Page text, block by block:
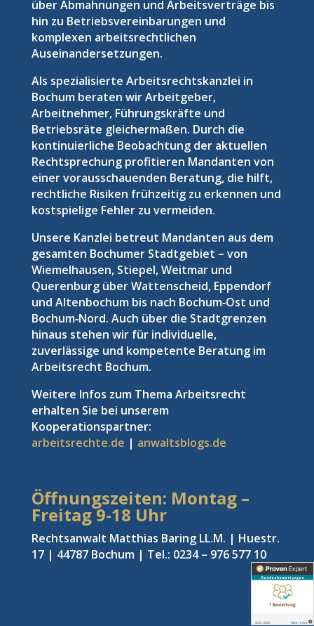
über Abmahnungen und Arbeitsverträge bis
hin zu Betriebsvereinbarungen und
komplexen arbeitsrechtlichen
Auseinandersetzungen.
Als spezialisierte Arbeitsrechtskanzlei in
Bochum beraten wir Arbeitgeber,
Arbeitnehmer, Führungskräfte und
Betriebsräte gleichermaßen. Durch die
kontinuierliche Beobachtung der aktuellen
Rechtsprechung profitieren Mandanten von
einer vorausschauenden Beratung, die hilft,
rechtliche Risiken frühzeitig zu erkennen und
kostspielige Fehler zu vermeiden.
Unsere Kanzlei betreut Mandanten aus dem
gesamten Bochumer Stadtgebiet – von
Wiemelhausen, Stiepel, Weitmar und
Querenburg über Wattenscheid, Eppendorf
und Altenbochum bis nach Bochum‑Ost und
Bochum‑Nord. Auch über die Stadtgrenzen
hinaus stehen wir für individuelle,
zuverlässige und kompetente Beratung im
Arbeitsrecht Bochum.
Weitere Infos zum Thema Arbeitsrecht
erhalten Sie bei unserem
Kooperationspartner:
arbeitsrechte.de | anwaltsblogs.de
Öffnungszeiten: Montag –
Freitag9-18 Uhr
Rechtsanwalt Matthias Baring LL.M. | Huestr.
17 | 44787 Bochum | Tel.: 0234 – 976 577 10